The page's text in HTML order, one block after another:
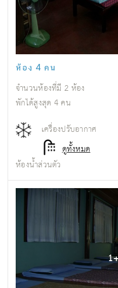
ห้อง 4 คน
จำนวนห้องที่มี 2 ห้อง
พักได้สูงสุด 4คน
เครื่องปรับอากาศ
ห้องน้ำส่วนตัว
ดูทั้งหมด
1